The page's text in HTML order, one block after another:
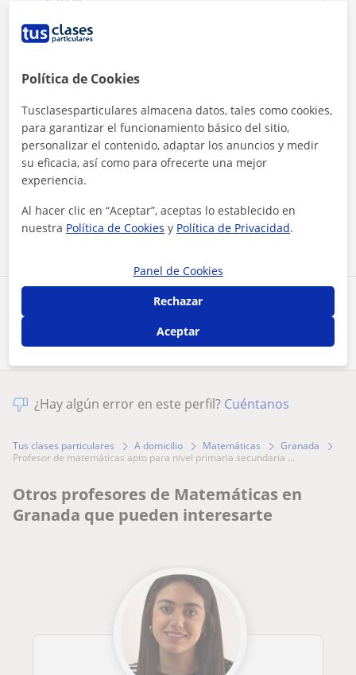
Comparte a este profesor
Al hacer clic, aceptas nuestro
Contactar ahora
¿Hay algún error en este perfil? Cuéntanos
Tus clases particulares A domicilio Matemáticas
Granada
profesor de matemáticas apto para nivel primaria secundaria ...
Otros profesores de Matemáticas en
Granada que pueden interesarte
Política de Cookies
Tusclasesparticulares almacena datos, tales como cookies,
para garantizar el funcionamiento básico del sitio,
personalizar el contenido, adaptar los anuncios y medir
su eficacia, así como para ofrecerte una mejor
experiencia.
Al hacer clic en “Aceptar”, aceptas lo establecido en
nuestra Política de Cookies y Política de Privacidad.
Panel de Cookies
Rechazar
Aceptar